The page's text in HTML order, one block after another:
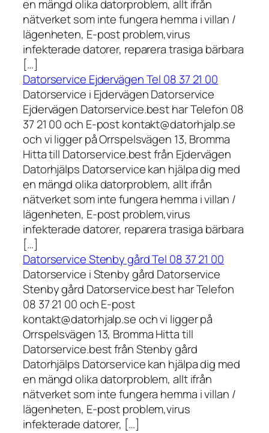
en mängd olika datorproblem, allt ifrån
nätverket som inte fungera hemma i villan /
lägenheten, E-post problem,virus
infekterade datorer, reparera trasiga bärbara
[…]
Datorservice Ejdervägen Tel 08 37 21 00
Datorservice i Ejdervägen Datorservice
Ejdervägen Datorservice.best har Telefon 08
37 21 00 och E-post kontakt@datorhjalp.se
och vi ligger på Orrspelsvägen 13, Bromma
Hitta till Datorservice.best från Ejdervägen
Datorhjälps Datorservice kan hjälpa dig med
en mängd olika datorproblem, allt ifrån
nätverket som inte fungera hemma i villan /
lägenheten, E-post problem,virus
infekterade datorer, reparera trasiga bärbara
[…]
Datorservice Stenby gård Tel 08 37 21 00
Datorservice i Stenby gård Datorservice
Stenby gård Datorservice.best har Telefon
08 37 21 00 och E-post
kontakt@datorhjalp.se och vi ligger på
Orrspelsvägen 13, Bromma Hitta till
Datorservice.best från Stenby gård
Datorhjälps Datorservice kan hjälpa dig med
en mängd olika datorproblem, allt ifrån
nätverket som inte fungera hemma i villan /
lägenheten, E-post problem,virus
infekterade datorer, […]